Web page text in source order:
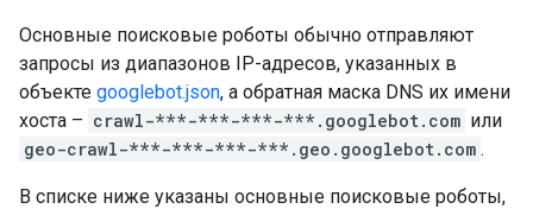
Основные поисковые роботы обычно отправляют
запросы из диапазонов IP-адресов, указанных в
объекте googlebot.json, а обратная маска DNS их имени
хоста – crawl-***-***-***-***.googlebot.com или
geo-crawl-***-***-***-***.geo.googlebot.com .
В списке ниже указаны основные поисковые роботы,